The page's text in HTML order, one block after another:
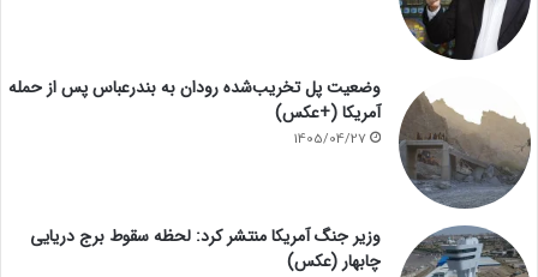
وضعیت پل تخریب‌شده رودان به بندرعباس پس از حمله
آمریکا (+عکس)
1405/04/27
وزیر جنگ آمریکا منتشر کرد: لحظه سقوط برج دریایی
چابهار (عکس)